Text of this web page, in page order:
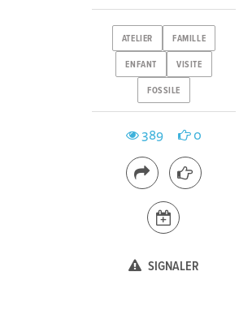
ATELIER FAMILLE
ENFANT VISITE
FOSSILE
389 0
SIGNALER